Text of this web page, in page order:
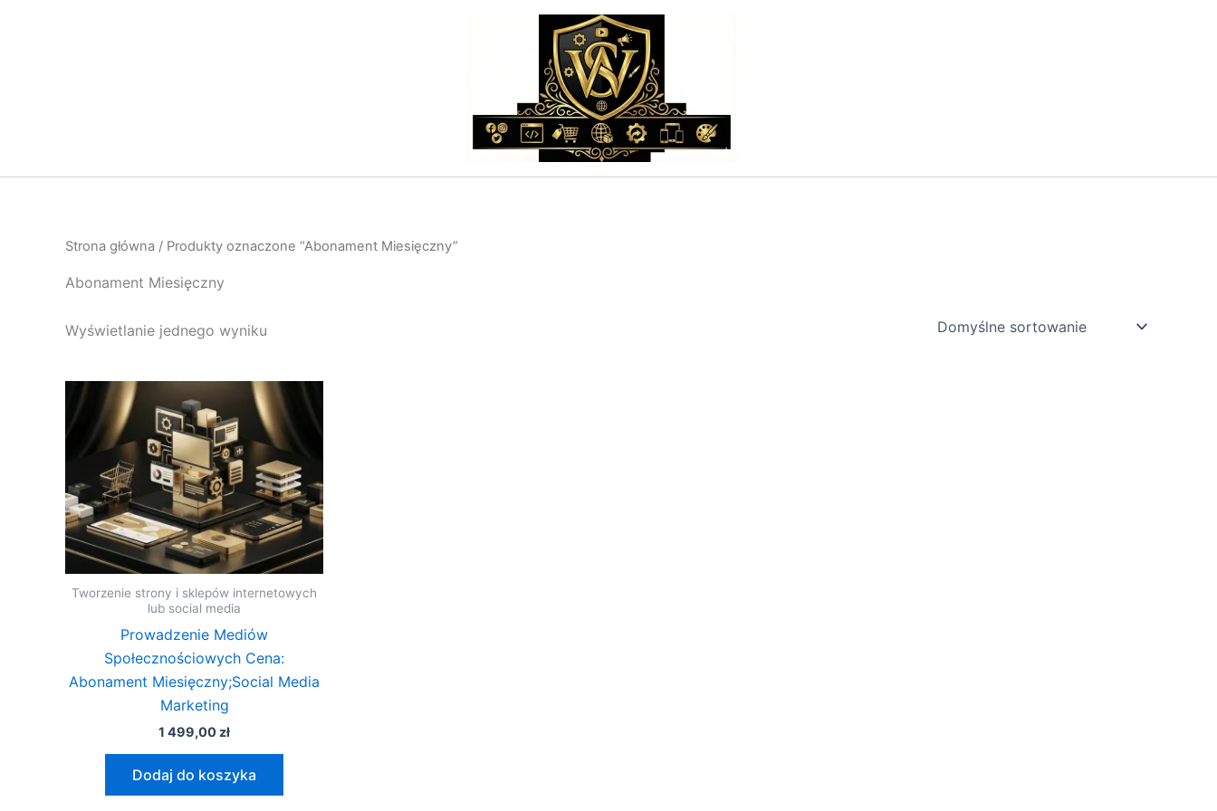
Strona główna / Produkty oznaczone “Abonament Miesięczny”
Abonament Miesięczny
Wyświetlanie jednego wyniku
Tworzenie strony i sklepów internetowych
lub social media
Prowadzenie Mediów
Społecznościowych Cena:
Abonament Miesięczny;Social Media
Marketing
1 499,00 zł
Dodaj do koszyka